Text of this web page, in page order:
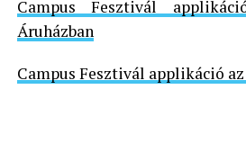
Campus Fesztivál
Áruházban
Campus Fesztivál applikáció